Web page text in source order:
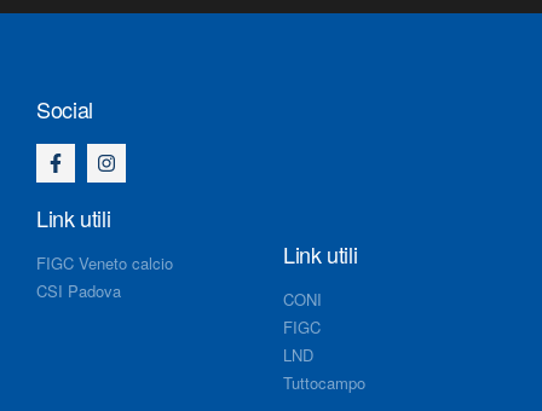
Social
Link utili
FIGC Veneto calcio
CSI Padova
Link utili
CONI
FIGC
LND
Tuttocampo